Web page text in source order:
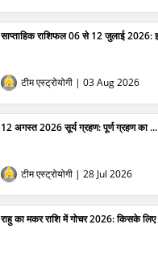
साप्ताहिक राशिफल 06 से 12 जुलाई 2026:
टीम एस्ट्रोयोगी | 03 Aug 2026
12 अगस्त 2026 सूर्य ग्रहण: पूर्ण ग्रहण का ...
टीम एस्ट्रोयोगी | 28 Jul 2026
राहु का मकर राशि में गोचर 2026: किसके लिए